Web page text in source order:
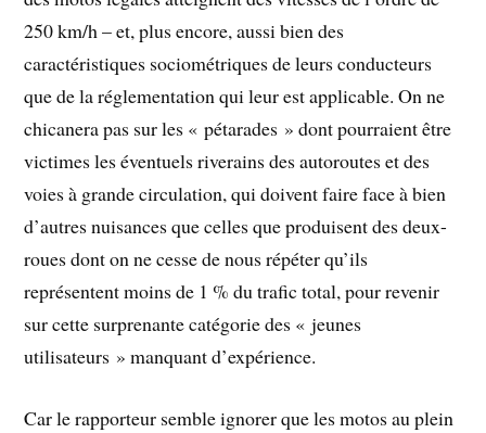
250 km/h – et, plus encore, aussi bien des
caractéristiques sociométriques de leurs conducteurs
que de la réglementation qui leur est applicable. On ne
chicanera pas sur les « pétarades » dont pourraient être
victimes les éventuels riverains des autoroutes et des
voies à grande circulation, qui doivent faire face à bien
d’autres nuisances que celles que produisent des deux-
roues dont on ne cesse de nous répéter qu’ils
représentent moins de 1 % du trafic total, pour revenir
sur cette surprenante catégorie des « jeunes
utilisateurs » manquant d’expérience.
Car le rapporteur semble ignorer que les motos au plein